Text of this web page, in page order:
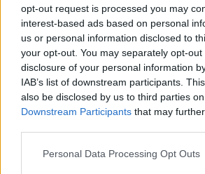
opt-out request is processed you may
interest-based ads based on personal
us or personal information disclosed to
your opt-out. You may separately opt-
disclosure of your personal information
IAB’s list of downstream participants.
also be disclosed by us to third parties
Downstream Participants that may
Personal Data Processing Opt Outs
Tömegverekedés lett a szűk